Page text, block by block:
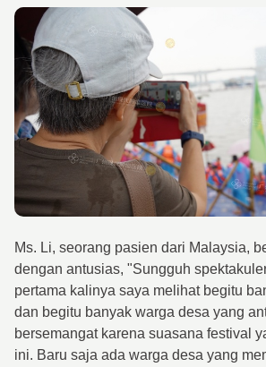
Ms. Li, seorang pasien dari Malaysia,
dengan antusias, "Sungguh
pertama kalinya saya melihat begitu
dan begitu banyak warga desa yang
bersemangat karena suasana festival
ini. Baru saja ada warga desa yang